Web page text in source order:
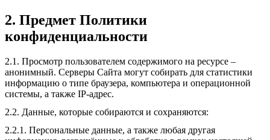
2. Предмет Политики
конфиденциальности
2.1. Просмотр пользователем содержимого на ресурсе –
анонимный. Серверы Сайта могут собирать для статистики
информацию о типе браузера, компьютера и операционной
системы, а также IP-адрес.
2.2. Данные, которые собираются и сохраняются:
2.2.1. Персональные данные, а также любая другая